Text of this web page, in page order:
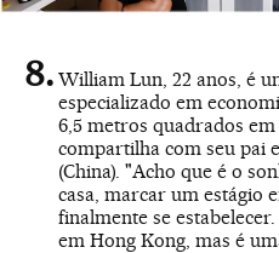
William Lun, 22 anos, é
especializado em
6,5 metros quadrados
compartilha com seu pai
(China). "Acho que é o
casa, marcar um estágio
finalmente se
em Hong Kong, mas é